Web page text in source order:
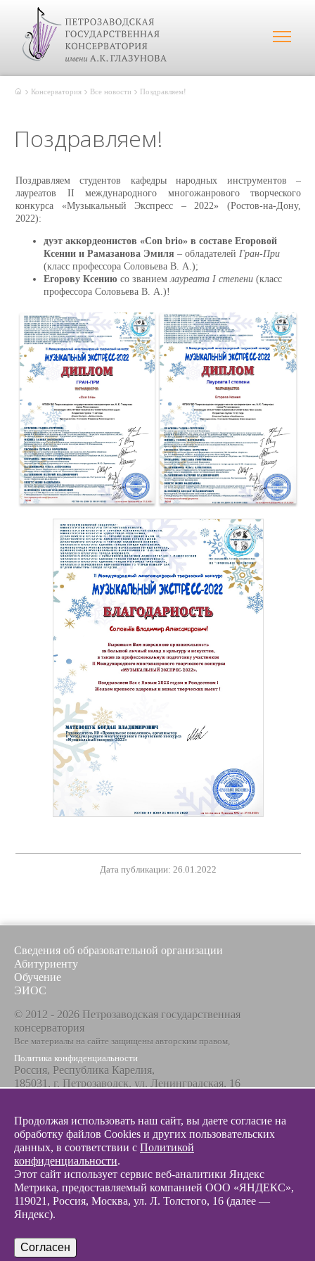
Консерватория Все новости Поздравляем!
Поздравляем!
Поздравляем студентов кафедры народных инструментов –
лауреатов II международного многожанрового творческого
конкурса «Музыкальный Экспресс – 2022» (Ростов-на-Дону,
2022):
дуэт аккордеонистов «Con brio» в составе Егоровой
Ксении и Рамазанова Эмиля – обладателей Гран-При
(класс профессора Соловьева В. А.);
Егорову Ксению со званиемлауреата I степени (класс
профессора Соловьева В. А.)!
Дата публикации: 26.01.2022
Сведения об образовательной организации
Абитуриенту
Обучение
ЭИОС
© 2012 - 2026 Петрозаводская государственная
консерватория
Все материалы на сайте защищены авторским правом,
Политика конфиденциальности
Россия, Республика Карелия,
185031, г. Петрозаводск, ул. Ленинградская, 16
+7 8142 67-23-67
Эл. почта
info@glazunovcons.ru
© 2012 - 2026 Разработка и поддержка сайта ООО «
Продолжая использовать наш сайт, вы даете согласие на
обработку файлов Cookies и других пользовательских
данных, в соответствии с Политикой
конфиденциальности.
Этот сайт использует сервис веб-аналитики Яндекс
Метрика, предоставляемый компанией ООО «ЯНДЕКС»,
119021, Россия, Москва, ул. Л. Толстого, 16 (далее —
Яндекс).
Согласен